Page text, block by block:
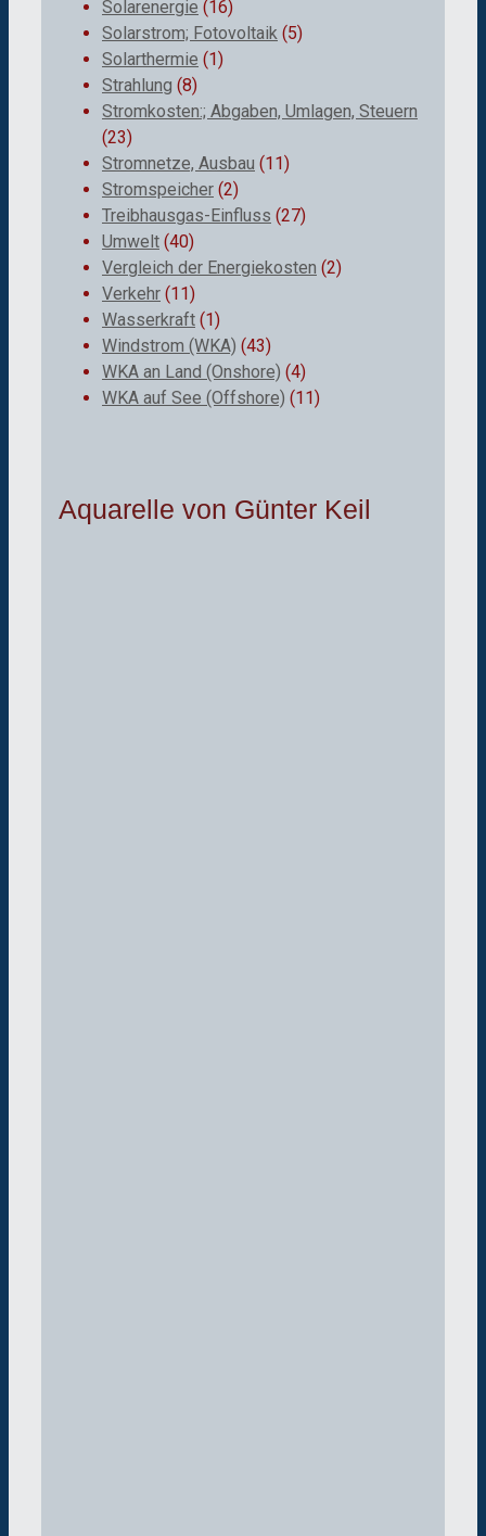
Solarenergie (16)
Solarstrom; Fotovoltaik (5)
Solarthermie (1)
Strahlung (8)
Stromkosten:; Abgaben, Umlagen, Steuern
(23)
Stromnetze, Ausbau (11)
Stromspeicher (2)
Treibhausgas-Einfluss (27)
Umwelt (40)
Vergleich der Energiekosten (2)
Verkehr (11)
Wasserkraft (1)
Windstrom (WKA) (43)
WKA an Land (Onshore) (4)
WKA auf See (Offshore) (11)
Aquarelle von Günter Keil